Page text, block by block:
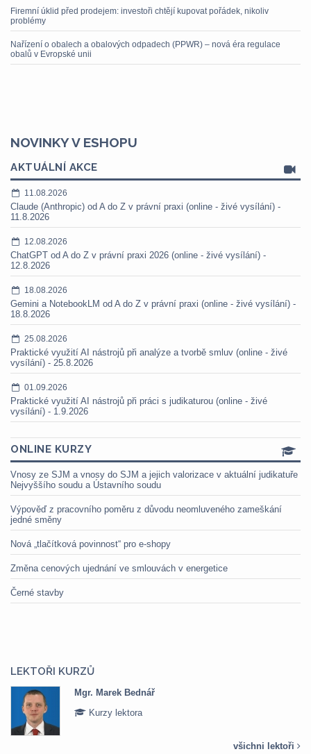
Firemní úklid před prodejem: investoři chtějí kupovat pořádek, nikoliv
problémy
Nařízení o obalech a obalových odpadech (PPWR) – nová éra regulace
obalů v Evropské unii
NOVINKY V ESHOPU
AKTUÁLNÍ AKCE
11.08.2026
Claude (Anthropic) od A do Z v právní praxi (online - živé vysílání) -
11.8.2026
12.08.2026
ChatGPT od A do Z v právní praxi 2026 (online - živé vysílání) -
12.8.2026
18.08.2026
Gemini a NotebookLM od A do Z v právní praxi (online - živé vysílání) -
18.8.2026
25.08.2026
Praktické využití AI nástrojů při analýze a tvorbě smluv (online - živé
vysílání) - 25.8.2026
01.09.2026
Praktické využití AI nástrojů při práci s judikaturou (online - živé
vysílání) - 1.9.2026
ONLINE KURZY
Vnosy ze SJM a vnosy do SJM a jejich valorizace v aktuální judikatuře
Nejvyššího soudu a Ústavního soudu
Výpověď z pracovního poměru z důvodu neomluveného zameškání
jedné směny
Nová „tlačítková povinnost“ pro e-shopy
Změna cenových ujednání ve smlouvách v energetice
Černé stavby
LEKTOŘI KURZŮ
Mgr. Veronika Pázmányová
Kurzy lektora
všichni lektoři